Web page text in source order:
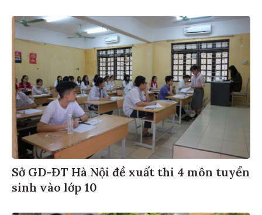
Sở GD-ĐT Hà Nội đề xuất thi 4 môn tuyển
sinh vào lớp 10